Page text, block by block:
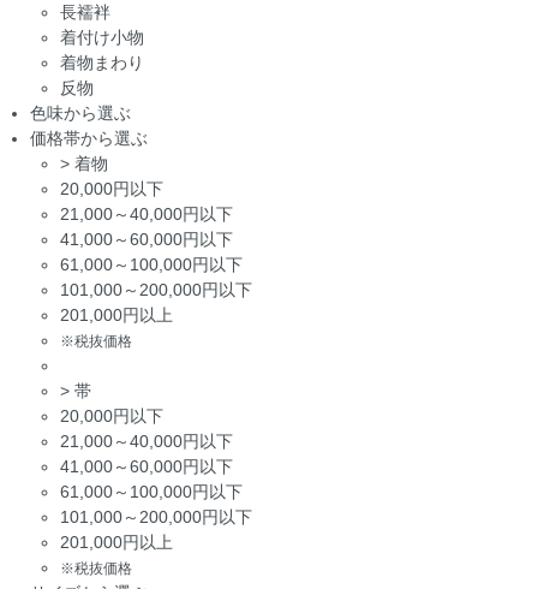
長襦袢
着付け小物
着物まわり
反物
色味から選ぶ
価格帯から選ぶ
> 着物
20,000円以下
21,000～40,000円以下
41,000～60,000円以下
61,000～100,000円以下
101,000～200,000円以下
201,000円以上
※税抜価格
> 帯
20,000円以下
21,000～40,000円以下
41,000～60,000円以下
61,000～100,000円以下
101,000～200,000円以下
201,000円以上
※税抜価格